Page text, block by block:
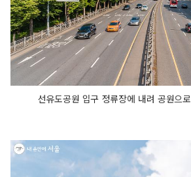
선유도공원 입구 정류장에 내려 공원으